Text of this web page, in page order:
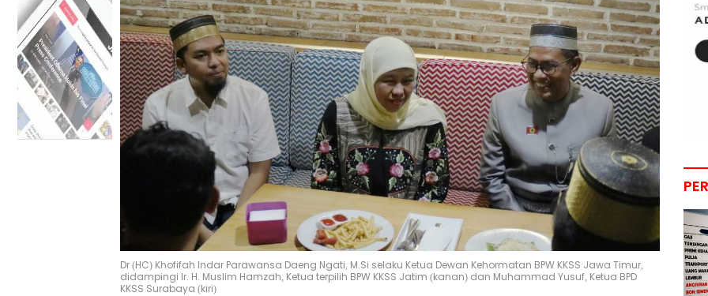
Dr (HC) Khofifah Indar Parawansa Daeng Ngati, M.Si selaku Ketua Dewan Kehormatan BPW KKSS Jawa Timur,
didampingi Ir. H. Muslim Hamzah, Ketua terpilih BPW KKSS Jatim (kanan) dan Muhammad Yusuf, Ketua BPD
KKSS Surabaya (kiri)